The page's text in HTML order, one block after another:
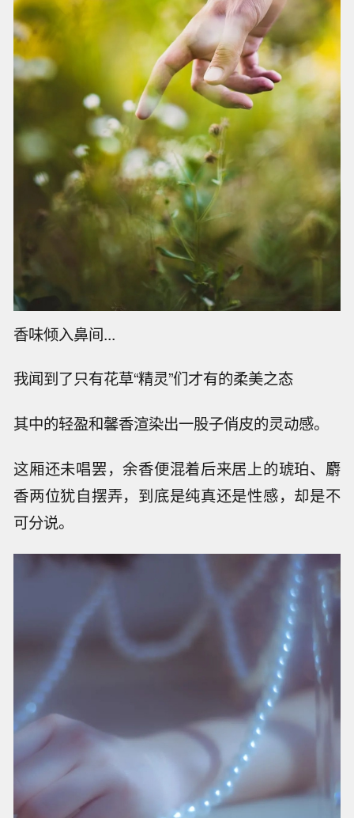
香味倾入鼻间...
我闻到了只有花草“精灵”们才有的柔美之态
其中的轻盈和馨香渲染出一股子俏皮的灵动感。
这厢还未唱罢，余香便混着后来居上的琥珀、麝
香两位犹自摆弄，到底是纯真还是性感，却是不
可分说。